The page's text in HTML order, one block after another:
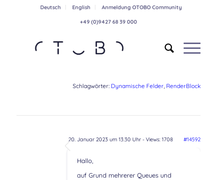
Deutsch English Anmeldung OTOBO Community
+49 (0)9427 68 39 000
Schlagwörter: Dynamische Felder, RenderBlock
20. Januar 2023 um 13:30 Uhr- Views: 1708 #14592
Hallo,
auf Grund mehrerer Queues und